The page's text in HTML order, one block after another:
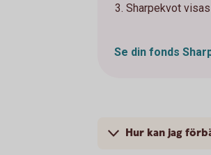
Sharpekvot visas
Se din fonds
Hur kan jag